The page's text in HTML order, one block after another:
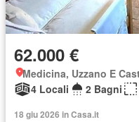
62.000 €
Medicina, Uzzano E
4 Locali
2 Bagni
18 giu 2026 in Casa.it